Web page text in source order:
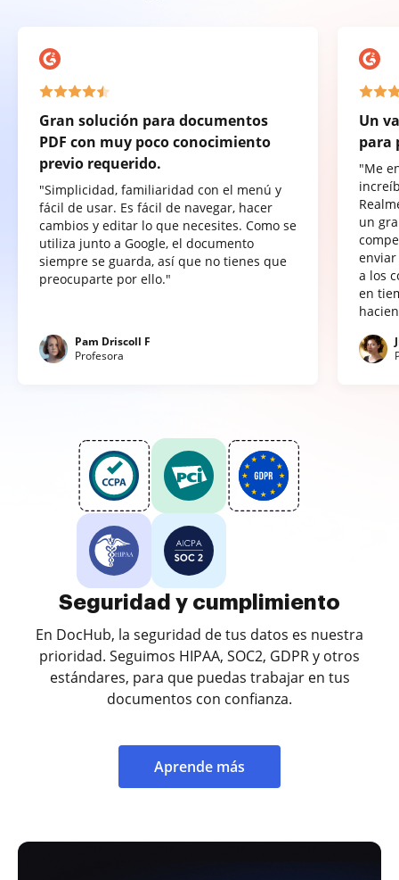
Gran solución para documentos
PDF con muy poco conocimiento
previo requerido.
"Simplicidad, familiaridad con el menú y
fácil de usar. Es fácil de navegar, hacer
cambios y editar lo que necesites. Como se
utiliza junto a Google, el documento
siempre se guarda, así que no tienes que
preocuparte por ello."
Pam Driscoll F
Profesora
Un
para
"Me
un
a los
en
Seguridad y cumplimiento
En DocHub, la seguridad de tus datos es nuestra
prioridad. Seguimos HIPAA, SOC2, GDPR y otros
estándares, para que puedas trabajar en tus
documentos con confianza.
Aprende más